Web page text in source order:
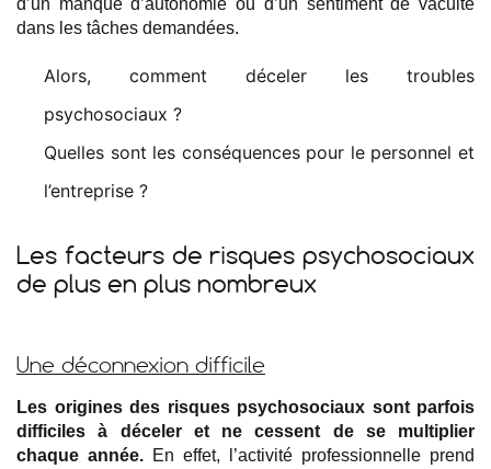
d’un manque d’autonomie ou d’un sentiment de vacuité
dans les tâches demandées.
Alors, comment déceler les troubles
psychosociaux ?
Quelles sont les conséquences pour le personnel et
l’entreprise ?
Les facteurs de risques psychosociaux
de plus en plus nombreux
Une déconnexion difficile
Les origines des risques psychosociaux sont parfois
difficiles à déceler et ne cessent de se multiplier
chaque année. En effet, l’activité professionnelle prend